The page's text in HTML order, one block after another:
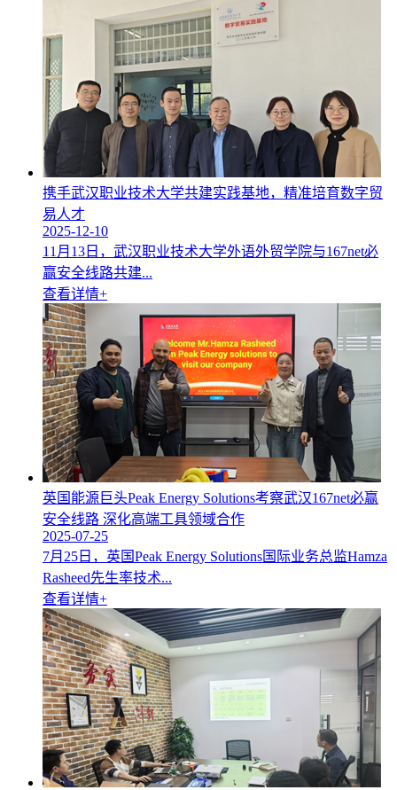
携手武汉职业技术大学共建实践基地，精准培育数字贸
易人才
2025-12-10
11月13日，武汉职业技术大学外语外贸学院与167net必
赢安全线路共建...
查看详情+
英国能源巨头Peak Energy Solutions考察武汉167net必赢
安全线路 深化高端工具领域合作
2025-07-25
7月25日，英国Peak Energy Solutions国际业务总监Hamza
Rasheed先生率技术...
查看详情+